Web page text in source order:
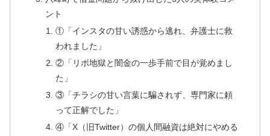
ント
①「インスタの甘い誘惑から逃れ、弁護士に救
われました」
②「リボ地獄と闇金の一歩手前で目が覚めまし
た」
③「チラシの甘い言葉に騙されず、専門家に頼
って正解でした」
④「X（旧Twitter）の個人間融資は絶対にやめる